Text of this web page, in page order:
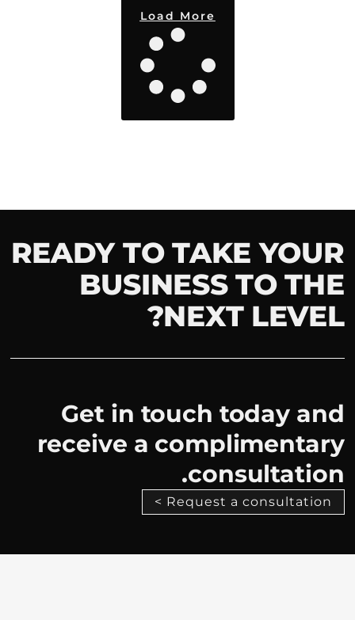
Load More
READY TO TAKE YOUR
BUSINESS TO THE
NEXT LEVEL?
Get in touch today and
receive a complimentary
consultation.
Request a consultation >